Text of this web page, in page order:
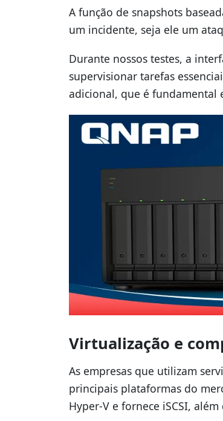
A função de snapshots
um incidente, seja ele um
Durante nossos testes, a
supervisionar tarefas
adicional, que é fundamental
Virtualização e
As empresas que utilizam
principais plataformas do
Hyper-V e fornece iSCSI,